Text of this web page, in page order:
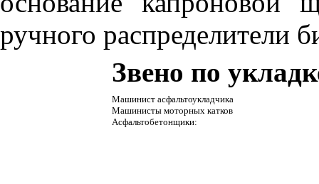
ручного распределители
Звено по
Машинист асфальтоукладчика
Машинисты моторных катков
Асфальтобетонщики: